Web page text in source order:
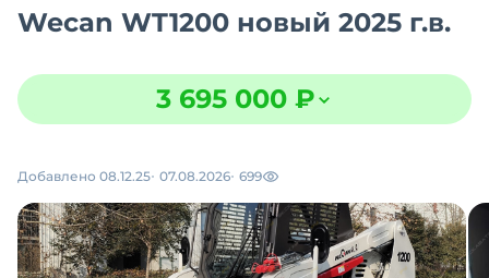
Wecan WT1200 новый 2025 г.в.
3 695 000 ₽
Добавлено 08.12.25 07.08.2026 699